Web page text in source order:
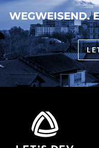
WEGWEISEND.